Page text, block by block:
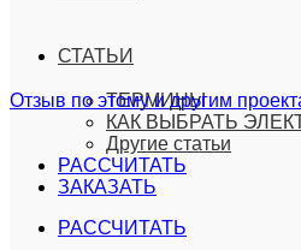
СТАТЬИ
ТЕРМИНЫ
КАК ВЫБРАТЬ
Другие статьи
РАССЧИТАТЬ
ЗАКАЗАТЬ
РАССЧИТАТЬ
Отзыв по этому и другим